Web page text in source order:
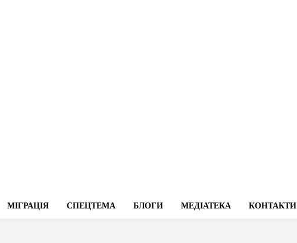
МІГРАЦІЯ СПЕЦТЕМА БЛОГИ МЕДІАТЕКА КОНТАКТИ